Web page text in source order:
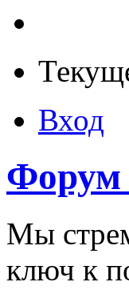
Вход
Форум
Мы
ключ к